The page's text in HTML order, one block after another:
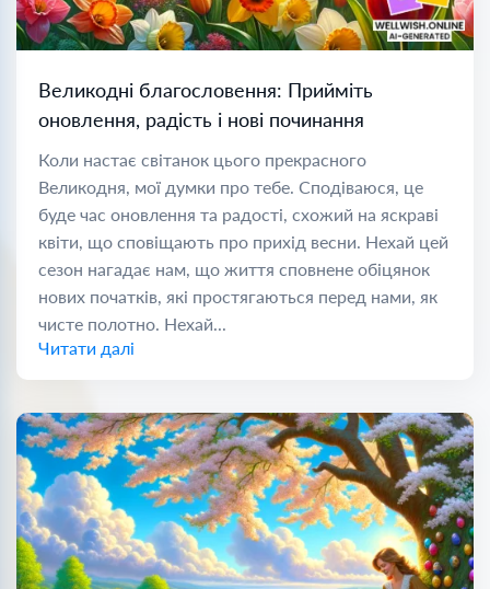
Великодні благословення: Прийміть
оновлення, радість і нові починання
Коли настає світанок цього прекрасного
Великодня, мої думки про тебе. Сподіваюся, це
буде час оновлення та радості, схожий на яскраві
квіти, що сповіщають про прихід весни. Нехай цей
сезон нагадає нам, що життя сповнене обіцянок
нових початків, які простягаються перед нами, як
чисте полотно. Нехай...
Читати далі